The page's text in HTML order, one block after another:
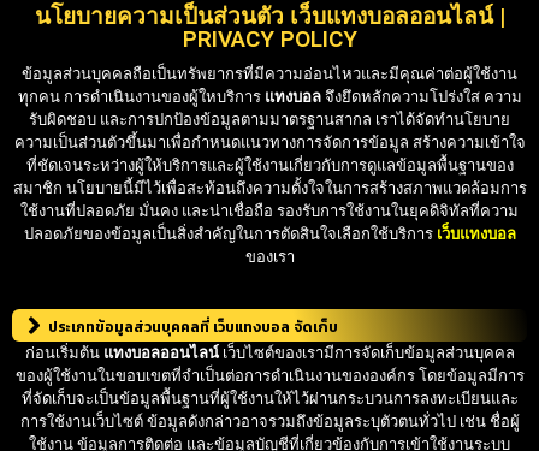
นโยบายความเป็นส่วนตัว เว็บแทงบอลออนไลน์ |
PRIVACY POLICY
ข้อมูลส่วนบุคคลถือเป็นทรัพยากรที่มีความอ่อนไหวและมีคุณค่าต่อผู้ใช้งาน
ทุกคน การดำเนินงานของผู้ใหบริการ แทงบอลจึงยึดหลักความโปร่งใส ความ
รับผิดชอบ และการปกป้องข้อมูลตามมาตรฐานสากล เราได้จัดทำนโยบาย
ความเป็นส่วนตัวขึ้นมาเพื่อกำหนดแนวทางการจัดการข้อมูล สร้างความเข้าใจ
ที่ชัดเจนระหว่างผู้ให้บริการและผู้ใช้งานเกี่ยวกับการดูแลข้อมูลพื้นฐานของ
สมาชิก นโยบายนี้มีไว้เพื่อสะท้อนถึงความตั้งใจในการสร้างสภาพแวดล้อมการ
ใช้งานที่ปลอดภัย มั่นคง และน่าเชื่อถือ รองรับการใช้งานในยุคดิจิทัลที่ความ
ปลอดภัยของข้อมูลเป็นสิ่งสำคัญในการตัดสินใจเลือกใช้บริการ เว็บแทงบอล
ของเรา
ประเภทข้อมูลส่วนบุคคลที่ เว็บแทงบอล จัดเก็บ
ก่อนเริ่มต้นแทงบอลออนไลน์เว็บไซต์ของเรามีการจัดเก็บข้อมูลส่วนบุคคล
ของผู้ใช้งานในขอบเขตที่จำเป็นต่อการดำเนินงานขององค์กร โดยข้อมูลมีการ
ที่จัดเก็บจะเป็นข้อมูลพื้นฐานที่ผู้ใช้งานให้ไว้ผ่านกระบวนการลงทะเบียนและ
การใช้งานเว็บไซต์ ข้อมูลดังกล่าวอาจรวมถึงข้อมูลระบุตัวตนทั่วไป เช่น ชื่อผู้
ใช้งาน ข้อมูลการติดต่อ และข้อมูลบัญชีที่เกี่ยวข้องกับการเข้าใช้งานระบบ